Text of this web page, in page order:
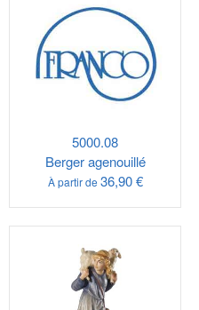
5000.08
Berger agenouillé
À partir de 36,90 €